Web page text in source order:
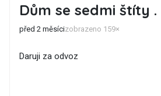
Dům se sedmi štíty .
před 2 měsícizobrazeno 159×
Daruji za odvoz